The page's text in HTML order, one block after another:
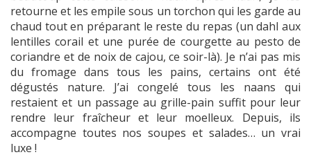
retourne et les empile sous un torchon qui les garde au
chaud tout en préparant le reste du repas (un dahl aux
lentilles corail et une purée de courgette au pesto de
coriandre et de noix de cajou, ce soir-là). Je n’ai pas mis
du fromage dans tous les pains, certains ont été
dégustés nature. J’ai congelé tous les naans qui
restaient et un passage au grille-pain suffit pour leur
rendre leur fraîcheur et leur moelleux. Depuis, ils
accompagne toutes nos soupes et salades… un vrai
luxe !